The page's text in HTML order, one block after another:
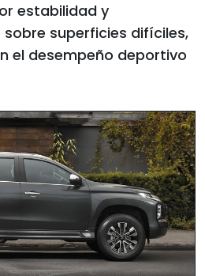
estabilidad y
superficies difíciles,
el desempeño deportivo